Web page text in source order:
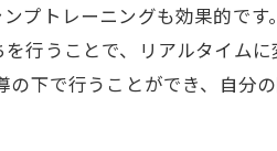
プトレーニングも効果的です
行うことで、リアルタイムに
下で行うことができ、自分